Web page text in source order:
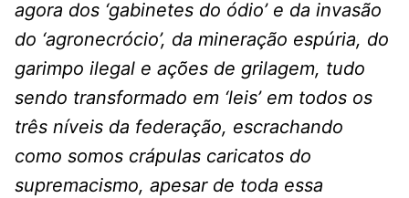
agora dos ‘gabinetes do ódio’ e da invasão
do ‘agronecrócio’, da mineração espúria, do
garimpo ilegal e ações de grilagem, tudo
sendo transformado em ‘leis’ em todos os
três níveis da federação, escrachando
como somos crápulas caricatos do
supremacismo, apesar de toda essa